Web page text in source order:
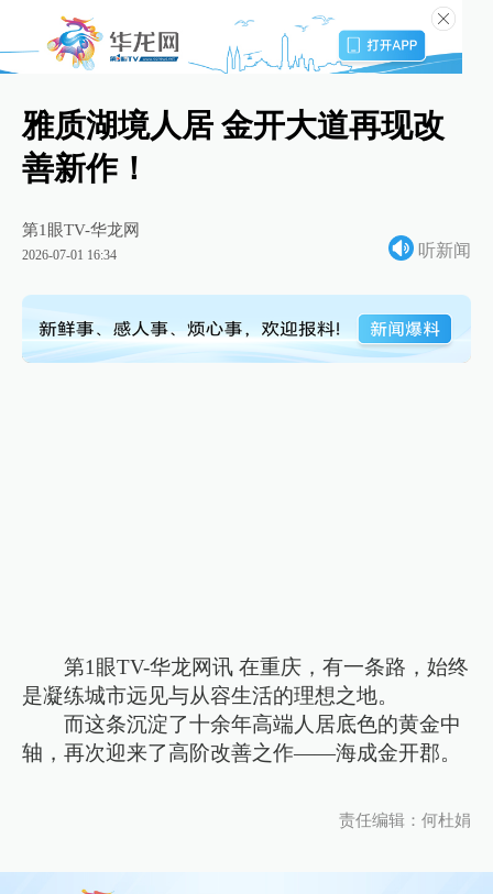
雅质湖境人居 金开大道再现改
善新作！
第1眼TV-华龙网
2026-07-01 16:34 听新闻
第1眼TV-华龙网讯 在重庆，有一条路，始终
是凝练城市远见与从容生活的理想之地。
而这条沉淀了十余年高端人居底色的黄金中
轴，再次迎来了高阶改善之作——海成金开郡。
责任编辑：何杜娟